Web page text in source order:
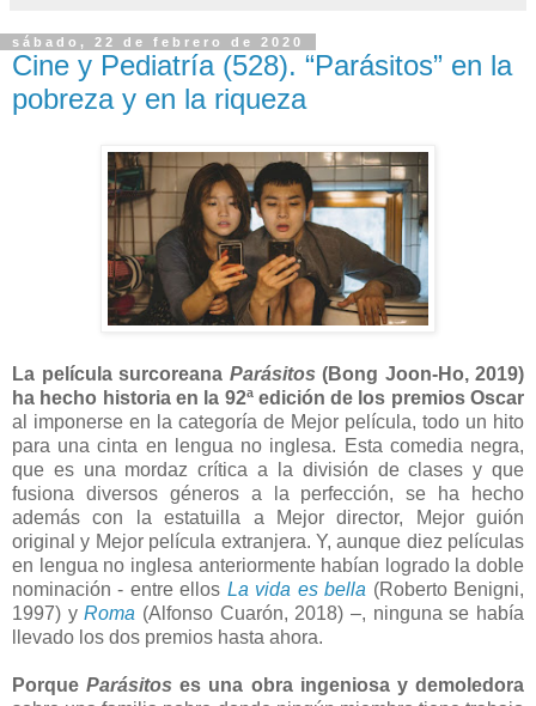
sábado, 22 de febrero de 2020
Cine y Pediatría (528). “Parásitos” en la
pobreza y en la riqueza
La película surcoreana Parásitos (Bong Joon-Ho, 2019)
ha hecho historia en la 92ª edición de los premios Oscar
al imponerse en la categoría de Mejor película, todo un hito
para una cinta en lengua no inglesa. Esta comedia negra,
que es una mordaz crítica a la división de clases y que
fusiona diversos géneros a la perfección, se ha hecho
además con la estatuilla a Mejor director, Mejor guión
original y Mejor película extranjera. Y, aunque diez películas
en lengua no inglesa anteriormente habían logrado la doble
nominación - entre ellos La vida es bella (Roberto Benigni,
1997) yRoma (Alfonso Cuarón, 2018) –, ninguna se había
llevado los dos premios hasta ahora.
PorqueParásitos es una obra ingeniosa y demoledora